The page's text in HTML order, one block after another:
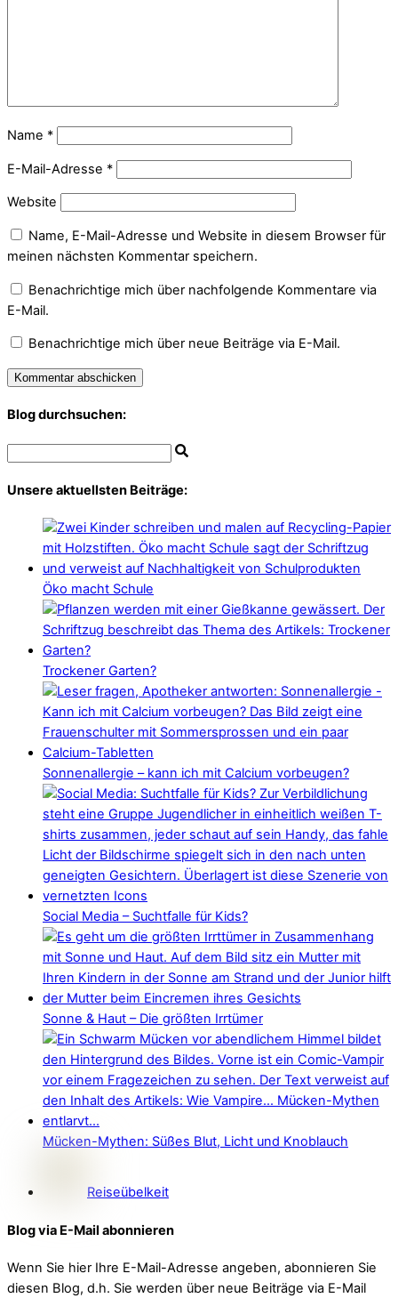
Name *
E-Mail-Adresse *
Website
Name, E-Mail-Adresse und Website in diesem Browser für
meinen nächsten Kommentar speichern.
Benachrichtige mich über nachfolgende Kommentare via
E-Mail.
Benachrichtige mich über neue Beiträge via E-Mail.
Blog durchsuchen:
Unsere aktuellsten Beiträge:
Öko macht Schule
Trockener Garten?
Sonnenallergie – kann ich mit Calcium vorbeugen?
Social Media – Suchtfalle für Kids?
Sonne & Haut – Die größten Irrtümer
Mücken-Mythen: Süßes Blut, Licht und Knoblauch
Reiseübelkeit
Blog via E-Mail abonnieren
Wenn Sie hier Ihre E-Mail-Adresse angeben, abonnieren Sie
diesen Blog, d.h. Sie werden über neue Beiträge via E-Mail